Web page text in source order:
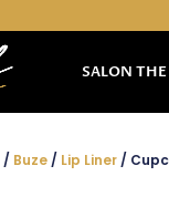
SALON
/ Buze / Lip Liner /